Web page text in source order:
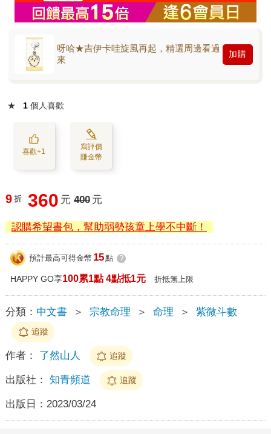
呀哈★吉伊卡哇旋風再起，精選周邊看過
來
加購
★ 1 個人喜歡
喜歡+1
寫評價
賺金幣
9 折 360 元 400 元
認購希望書包，幫助弱勢孩童上學不中斷！
預計最高可得金幣 15點 ?
HAPPY GO享100累1點 4點抵1元 折抵無上限
分類： 中文書 ＞ 宗教命理 ＞ 命理 ＞ 紫微斗數
追蹤
作者： 了然山人 追蹤
出版社： 知青頻道 追蹤
出版日： 2023/03/24